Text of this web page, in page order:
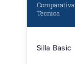
Comparativa
Técnica
Silla Basic